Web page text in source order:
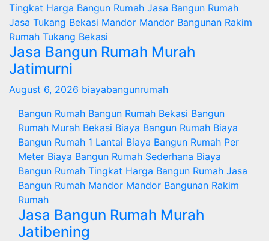
Tingkat Harga Bangun Rumah Jasa Bangun Rumah
Jasa Tukang Bekasi Mandor Mandor Bangunan Rakim
Rumah Tukang Bekasi
Jasa Bangun Rumah Murah
Jatimurni
August 6, 2026 biayabangunrumah
Bangun Rumah Bangun Rumah Bekasi Bangun
Rumah Murah Bekasi Biaya Bangun Rumah Biaya
Bangun Rumah 1 Lantai Biaya Bangun Rumah Per
Meter Biaya Bangun Rumah Sederhana Biaya
Bangun Rumah Tingkat Harga Bangun Rumah Jasa
Bangun Rumah Mandor Mandor Bangunan Rakim
Rumah
Jasa Bangun Rumah Murah
Jatibening